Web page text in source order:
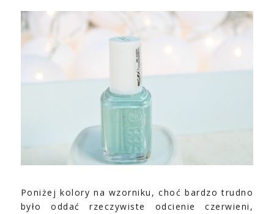
Poniżej kolory na wzorniku, choć bardzo trudno
było oddać rzeczywiste odcienie czerwieni,